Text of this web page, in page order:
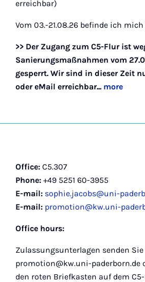
erreichbar)
Vom 03.-21.08.26 befinde ich
>> Der Zugang zum C5-Flur ist
Sanierungsmaßnahmen vom
gesperrt. Wir sind in dieser Zeit
oder eMail erreichbar... more
Office: C5.307
Phone: +49 5251 60-3955
E-mail: sophie.jacobs@uni-
E-mail: promotion@kw.uni-
Office hours:
Zulassungsunterlagen senden
promotion@kw.uni-paderborn.de
den roten Briefkasten auf dem